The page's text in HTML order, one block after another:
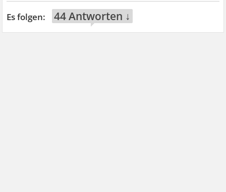
44 Antworten ↓